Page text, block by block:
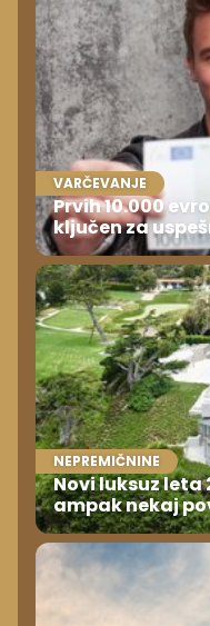
VARČEVANJE
Prvih 10.000
ključen za
NEPREMIČNINE
Novi luksuz leta
ampak nekaj